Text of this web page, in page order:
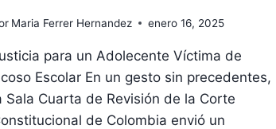
Maria Ferrer Hernandez enero 16, 2025
para un Adolecente Víctima de
Escolar En un gesto sin precedentes,
Sala Cuarta de Revisión de la Corte
de Colombia envió un